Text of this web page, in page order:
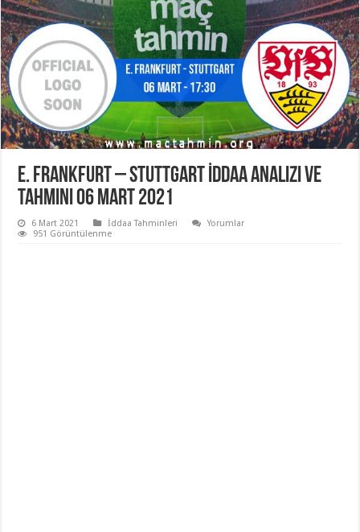
E. Frankfurt – Stuttgart İddaa Analizi ve
Tahmini 06 Mart 2021
6 Mart 2021 İddaa Tahminleri
Yorumlar
951 Görüntülenme